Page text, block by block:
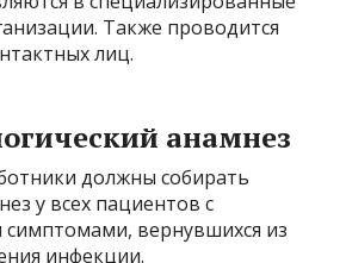
Также проводится
лиц.
анамнез
должны собирать
у всех пациентов с
вернувшихся из
инфекции.